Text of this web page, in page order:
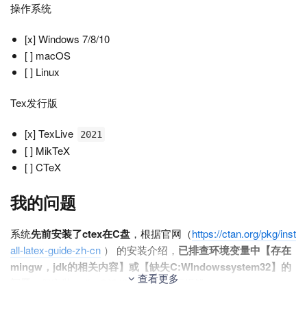
操作系统
[x] Windows 7/8/10
[ ] macOS
[ ] Linux
Tex发行版
[x] TexLive 2021
[ ] MikTeX
[ ] CTeX
我的问题
系统先前安装了ctex在C盘 ，根据官网（https://ctan.org/pkg/inst
all-latex-guide-zh-cn ） 的安装介绍， 已排查环境变量中【存在
mingw，jdk的相关内容】或【缺失C:WIndowssystem32】的
，但安装texlive2021时会出现如下报错
查看更多